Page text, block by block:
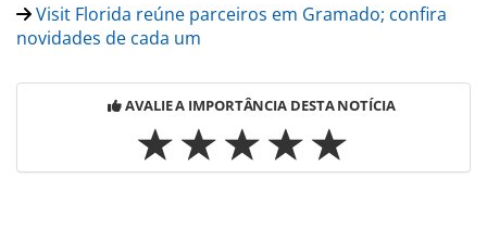
Visit Florida reúne parceiros em Gramado; confira
novidades de cada um
AVALIE A IMPORTÂNCIA DESTA NOTÍCIA